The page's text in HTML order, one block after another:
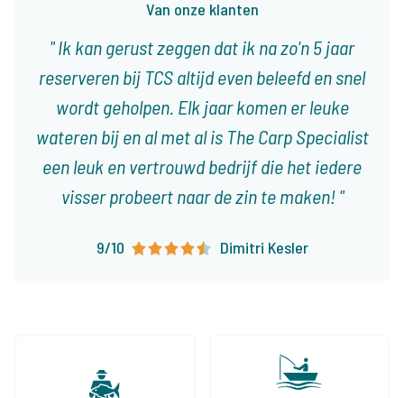
Van onze klanten
Ik kan gerust zeggen dat ik na zo'n 5 jaar
reserveren bij TCS altijd even beleefd en snel
wordt geholpen. Elk jaar komen er leuke
wateren bij en al met al is The Carp Specialist
een leuk en vertrouwd bedrijf die het iedere
visser probeert naar de zin te maken!
9/10 Dimitri Kesler